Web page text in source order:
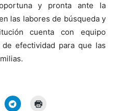
y pronta ante la
las labores de búsqueda y
cuenta con equipo
efectividad para que las